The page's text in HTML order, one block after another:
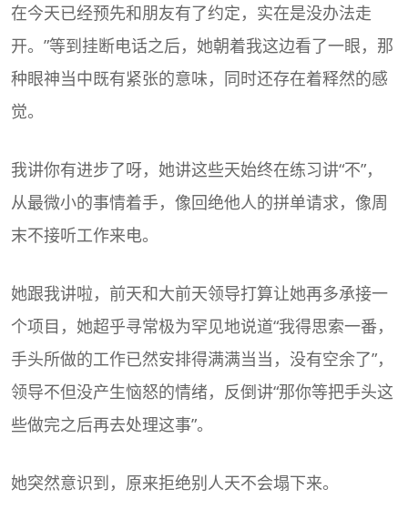
在今天已经预先和朋友有了约定，实在是没办法走
开。”等到挂断电话之后，她朝着我这边看了一眼，那
种眼神当中既有紧张的意味，同时还存在着释然的感
觉。
我讲你有进步了呀，她讲这些天始终在练习讲“不”，
从最微小的事情着手，像回绝他人的拼单请求，像周
末不接听工作来电。
她跟我讲啦，前天和大前天领导打算让她再多承接一
个项目，她超乎寻常极为罕见地说道“我得思索一番，
手头所做的工作已然安排得满满当当，没有空余了”，
领导不但没产生恼怒的情绪，反倒讲“那你等把手头这
些做完之后再去处理这事”。
她突然意识到，原来拒绝别人天不会塌下来。